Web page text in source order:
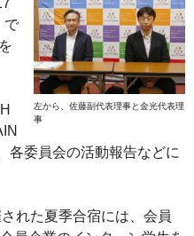
左から、佐藤副代表理事と金光代表理
事
で
各委員会の活動報告などに
れた夏季合宿には、会員